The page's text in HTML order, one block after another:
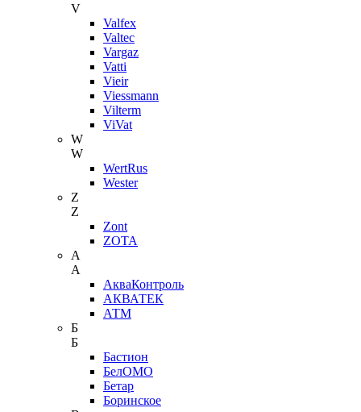
V
Valfex
Valtec
Vargaz
Vatti
Vieir
Viessmann
Vilterm
ViVat
W
W
WertRus
Wester
Z
Z
Zont
ZOTA
А
А
АкваКонтроль
АКВАТЕК
АТМ
Б
Б
Бастион
БелОМО
Бетар
Боринское